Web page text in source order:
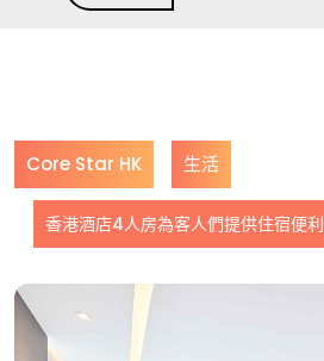
Core Star HK 生活
香港酒店4人房為客人們提供住宿便利